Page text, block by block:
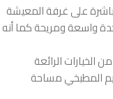
على غرفة المعيشة
واسعة ومريحة كما أنه
الخيارات الرائعة
المطبخي مساحة